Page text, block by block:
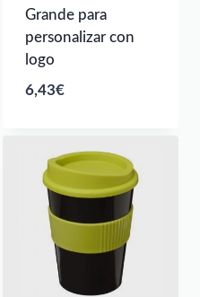
Grande para
personalizar con
logo
6,43€